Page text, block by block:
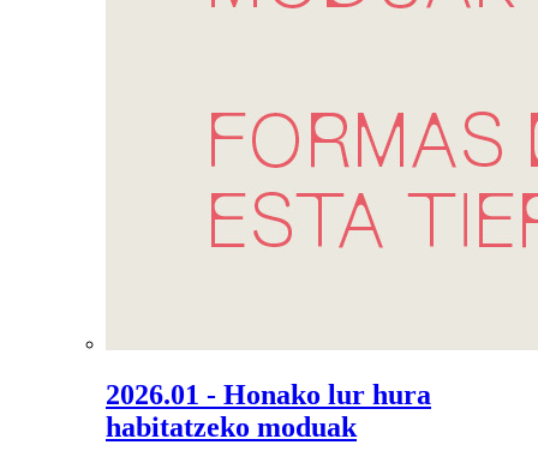
2026.01 - Honako lur hura
habitatzeko moduak